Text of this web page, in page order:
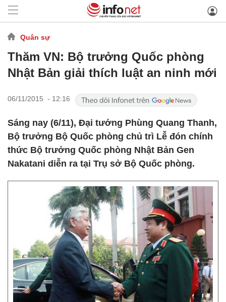
Quân sự
Thăm VN: Bộ trưởng Quốc phòng
Nhật Bản giải thích luật an ninh mới
06/11/2015 - 12:16
Sáng nay (6/11), Đại tướng Phùng Quang Thanh,
Bộ trưởng Bộ Quốc phòng chủ trì Lễ đón chính
thức Bộ trưởng Quốc phòng Nhật Bản Gen
Nakatani diễn ra tại Trụ sở Bộ Quốc phòng.